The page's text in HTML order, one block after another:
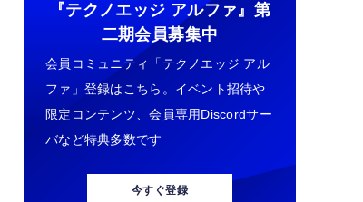
『テクノエッジ アルファ』 第
二期会員募集中
会員コミュニティ「テクノエッジ アル
ファ」登録はこちら。イベント招待や
限定コンテンツ、会員専用Discordサー
バなど特典多数です
今すぐ登録